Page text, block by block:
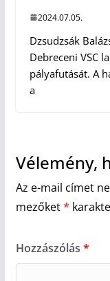
2024.07.05.
Dzsudzsák
Debreceni VSC
pályafutását. A
a
Vélemény,
Az e-mail címet
mezőket*
Hozzászólás *